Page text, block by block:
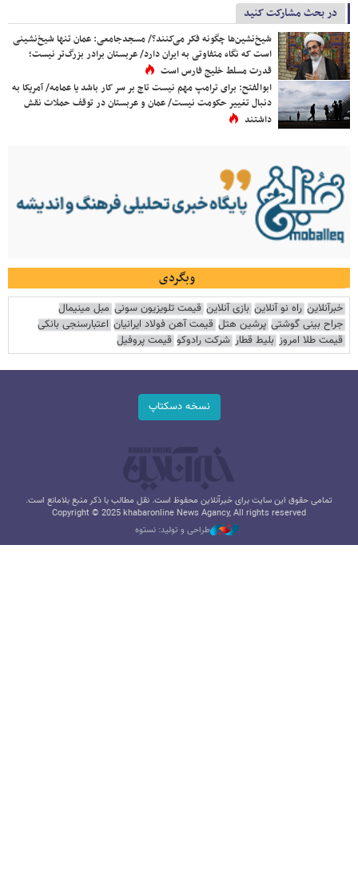
در بحث مشارکت کنید
شیخ‌نشین‌ها چگونه فکر می‌کنند؟/ مسجدجامعی: عمان تنها شیخ‌نشینی
است که نگاه متفاوتی به ایران دارد/ عربستان برادر بزرگ‌تر نیست؛
قدرت مسلط خلیج فارس است
ابوالفتح: برای ترامپ مهم نیست تاج بر سر کار باشد یا عمامه/ آمریکا به
دنبال تغییر حکومت نیست/ عمان و عربستان در توقف حملات نقش
داشتند
وبگردی
خبرآنلاین راه نو آنلاین بازی آنلاین قیمت تلویزیون سونی مبل مینیمال
جراح بینی گوشتی پرشین هتل قیمت آهن فولاد ایرانیان اعتبارسنجی بانکی
قیمت طلا امروز بلیط قطار شرکت رادوکو قیمت پروفیل
نسخه دسکتاپ
تمامی حقوق این سایت برای خبرآنلاین محفوظ است. نقل مطالب با ذکر منبع بلامانع است.
Copyright © 2025 khabaronline News Agancy, All rights reserved
طراحی و تولید: نستوه